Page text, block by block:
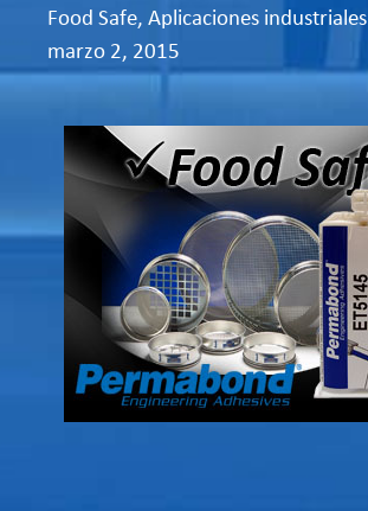
Food Safe,Aplicaciones industriales
marzo 2, 2015